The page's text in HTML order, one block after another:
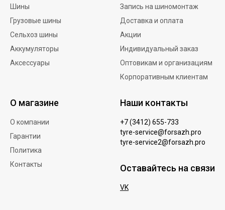
Шины
Грузовые шины
Сельхоз шины
Аккумуляторы
Аксессуары
Запись на шиномонтаж
Доставка и оплата
Акции
Индивидуальный заказ
Оптовикам и организациям
Корпоративным клиентам
О магазине
О компании
Гарантии
Политика
Контакты
Наши контакты
+7 (3412) 655-733
tyre-service@forsazh.pro
tyre-service2@forsazh.pro
Оставайтесь на связи
VK